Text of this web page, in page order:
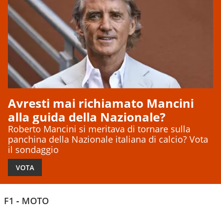
Avresti mai richiamato Mancini
alla guida della Nazionale?
Roberto Mancini si meritava di tornare sulla
panchina della Nazionale italiana di calcio? Vota
il sondaggio
VOTA
F1 - MOTO